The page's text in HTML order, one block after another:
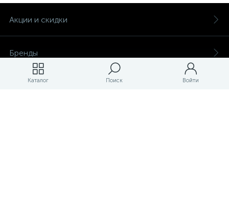
Каталог Поиск Войти
Акции и скидки
Бренды